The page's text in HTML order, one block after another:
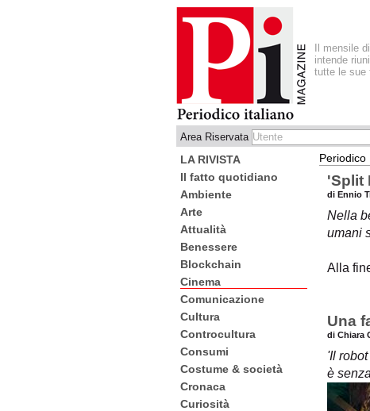
Il mensile
intende
tutte le sue
Area Riservata
LA RIVISTA
Il fatto quotidiano
Ambiente
Arte
Attualità
Benessere
Blockchain
Cinema
Comunicazione
Cultura
Controcultura
Consumi
Costume & società
Cronaca
Curiosità
Periodico
'Split
di Ennio
Nella
umani
Alla
Una
di Chiara
'Il
è